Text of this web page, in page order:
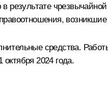
возникшие
средства.
2024 года.